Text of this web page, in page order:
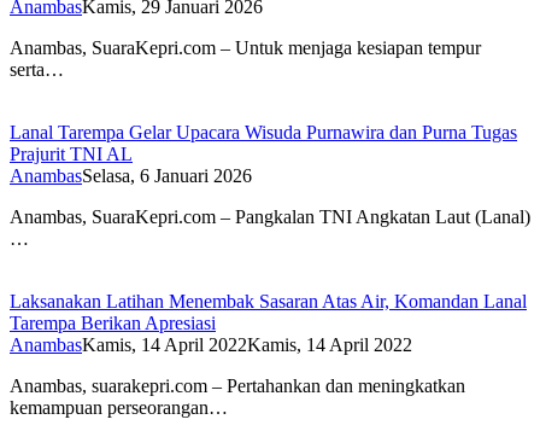
AnambasKamis, 29 Januari 2026
Anambas, SuaraKepri.com – Untuk menjaga kesiapan tempur
serta…
Lanal Tarempa Gelar Upacara Wisuda Purnawira dan Purna Tugas
Prajurit TNI AL
AnambasSelasa, 6 Januari 2026
Anambas, SuaraKepri.com – Pangkalan TNI Angkatan Laut (Lanal)
…
Laksanakan Latihan Menembak Sasaran Atas Air, Komandan Lanal
Tarempa Berikan Apresiasi
AnambasKamis, 14 April 2022Kamis, 14 April 2022
Anambas, suarakepri.com – Pertahankan dan meningkatkan
kemampuan perseorangan…